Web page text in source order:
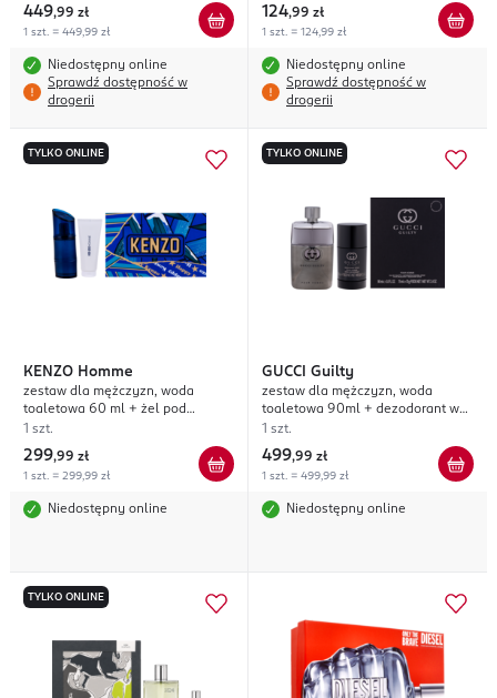
449,99 zł
1 szt. = 449,99 zł
Niedostępny online
Sprawdź dostępność w
drogerii
124,99 zł
1 szt. = 124,99 zł
Niedostępny online
Sprawdź dostępność w
drogerii
TYLKO ONLINE
KENZO Homme
zestaw dla mężczyzn, woda
toaletowa 60 ml + żel pod
prysznic 75 ml
1 szt.
299,99 zł
1 szt. = 299,99 zł
Niedostępny online
TYLKO ONLINE
GUCCI Guilty
zestaw dla mężczyzn, woda
toaletowa 90ml + dezodorant w
sztyfcie 75ml
1 szt.
499,99 zł
1 szt. = 499,99 zł
Niedostępny online
TYLKO ONLINE